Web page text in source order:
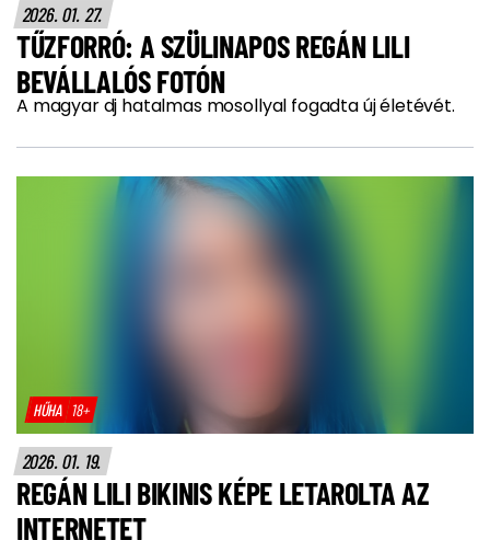
2026. 01. 27.
TŰZFORRÓ: A SZÜLINAPOS REGÁN LILI
BEVÁLLALÓS FOTÓN
A magyar dj hatalmas mosollyal fogadta új életévét.
HŰHA 18+
2026. 01. 19.
REGÁN LILI BIKINIS KÉPE LETAROLTA AZ
INTERNETET